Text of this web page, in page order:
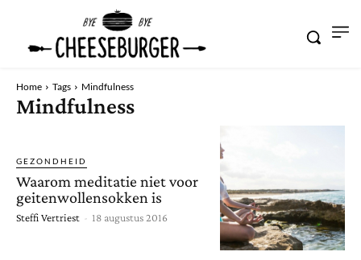
Home Tags Mindfulness
Mindfulness
GEZONDHEID
Waarom meditatie niet voor
geitenwollensokken is
Steffi Vertriest - 18 augustus 2016